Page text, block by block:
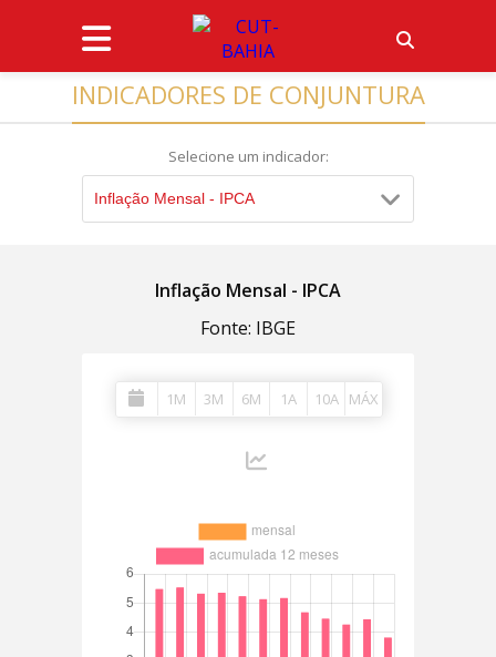
INDICADORES DE CONJUNTURA
Selecione um indicador:
Inflação Mensal - IPCA
Inflação Mensal - IPCA
Fonte: IBGE
1M 3M 6M 1A 10A MÁX